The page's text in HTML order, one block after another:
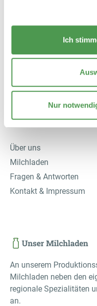
Ich
Nur
Widerrufsrecht
Vertrag widerrufen
Datenschutzhinweise
Datenschutzerklärung
Informationen
Über uns
Milchladen
Fragen & Antworten
Kontakt & Impressum
Unser Milchladen
An unserem
Milchladen neben den
regionale Spezialitäten
an.